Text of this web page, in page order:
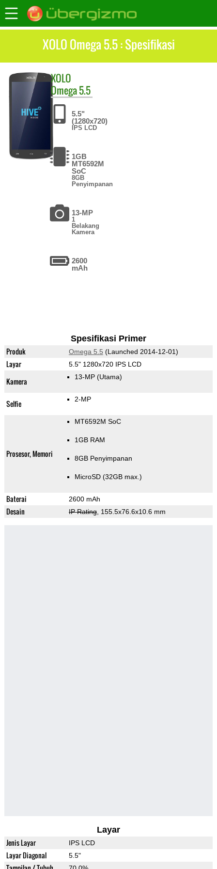
XOLO Omega 5.5 : Spesifikasi
XOLO
Omega 5.5
5.5"
(1280x720)
IPS LCD
1GB
MT6592M
SoC
8GB
Penyimpanan
13-MP
1
Belakang
Kamera
2600
mAh
Spesifikasi Primer
Produk Omega 5.5 (Launched 2014-12-01)
Layar 5.5" 1280x720 IPS LCD
Kamera 13-MP (Utama)
Selfie 2-MP
Prosesor, Memori
MT6592M SoC
1GB RAM
8GB Penyimpanan
MicroSD (32GB max.)
Baterai 2600 mAh
Desain IP Rating, 155.5x76.6x10.6 mm
Layar
Jenis Layar IPS LCD
Layar Diagonal 5.5"